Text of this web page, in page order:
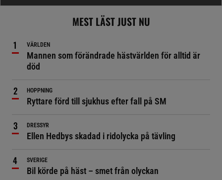
MEST LÄST JUST NU
VÄRLDEN
Mannen som förändrade hästvärlden för alltid är
död
HOPPNING
Ryttare förd till sjukhus efter fall på SM
DRESSYR
Ellen Hedbys skadad i ridolycka på tävling
SVERIGE
Bil körde på häst – smet från olyckan